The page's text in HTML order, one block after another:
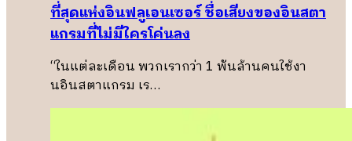
ที่สุดแห่งอินฟลูเอนเซอร์ ชื่อเสียงของอินสตา
แกรมที่ไม่มีใครโค่นลง
“ในแต่ละเดือน พวกเรากว่า 1 พันล้านคนใช้งา
นอินสตาแกรม เร…